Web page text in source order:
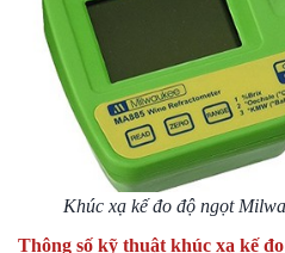
Khúc xạ kế đo độ ngọt
Thông số kỹ thuật khúc xạ kế